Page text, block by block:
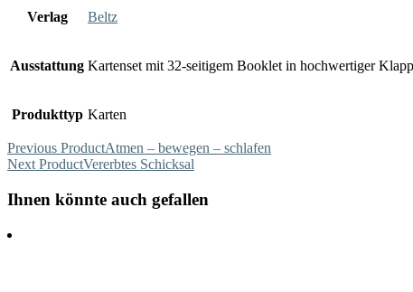
Verlag Beltz
Ausstattung Kartenset mit 32-seitigem Booklet in hochwertiger
Produkttyp Karten
Previous ProductAtmen – bewegen – schlafen
Next ProductVererbtes Schicksal
Ihnen könnte auch gefallen